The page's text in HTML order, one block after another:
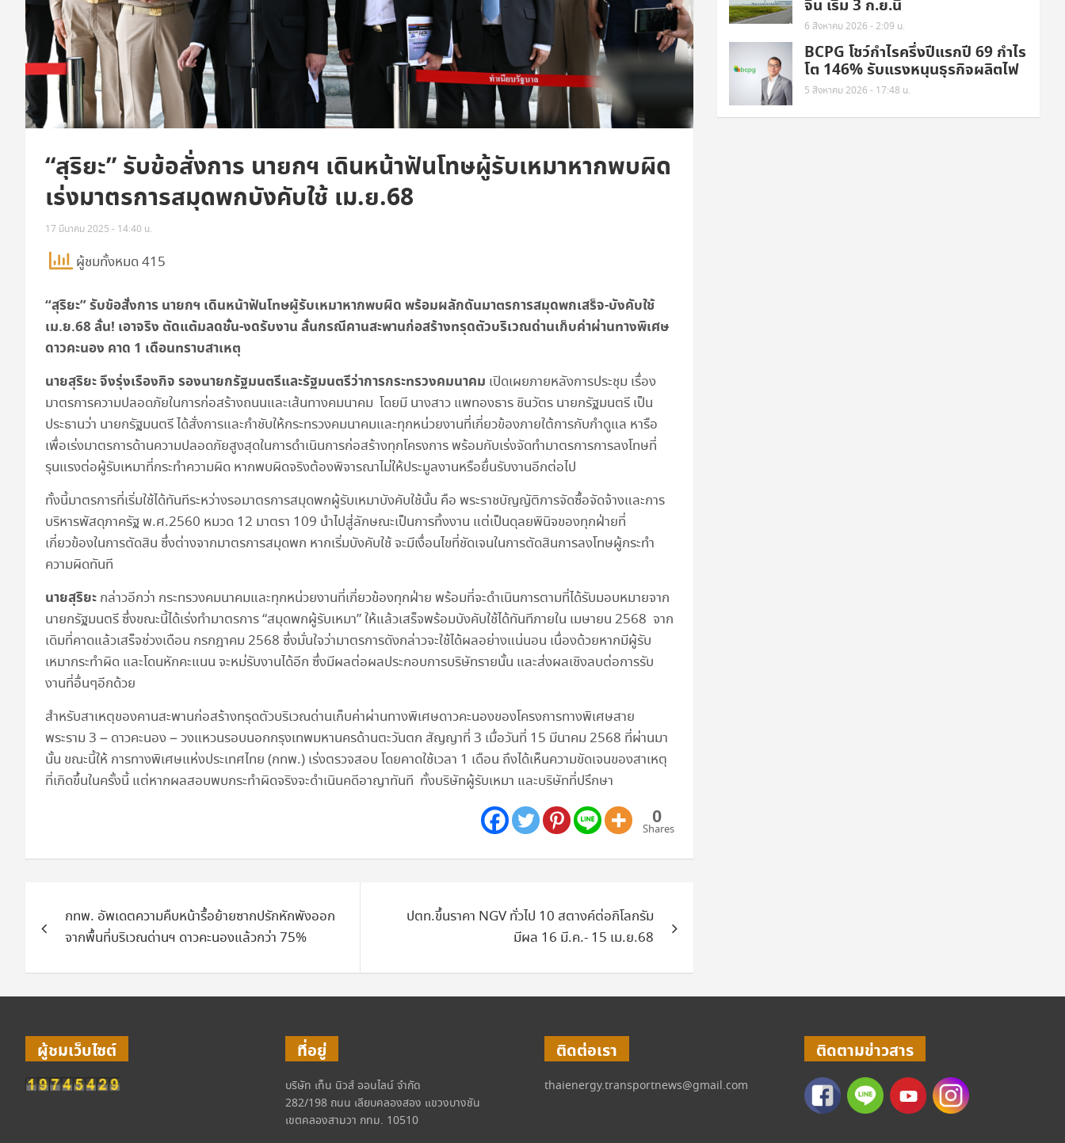
“สุริยะ” รับข้อสั่งการ นายกฯ เดินหน้าฟันโทษผู้รับเหมาหากพบผิด
เร่งมาตรการสมุดพกบังคับใช้ เม.ย.68
17 มีนาคม 2025 - 14:40 น.
ผู้ชมทั้งหมด 415
“สุริยะ” รับข้อสั่งการ นายกฯ เดินหน้าฟันโทษผู้รับเหมาหากพบผิด พร้อมผลักดันมาตรการสมุดพกเสร็จ-บังคับใช้
เม.ย.68ลั่น! เอาจริง ตัดแต้มลดชั้น-งดรับงาน ลั่นกรณีคานสะพานก่อสร้างทรุดตัวบริเวณด่านเก็บค่าผ่านทางพิเศษ
ดาวคะนอง คาด 1 เดือนทราบสาเหตุ
นายสุริยะ จึงรุ่งเรืองกิจ รองนายกรัฐมนตรีและรัฐมนตรีว่าการกระทรวงคมนาคม เปิดเผยภายหลังการประชุม เรื่อง
มาตรการความปลอดภัยในการก่อสร้างถนนและเส้นทางคมนาคม โดยมี นางสาว แพทองธาร ชินวัตร นายกรัฐมนตรี เป็น
ประธานว่า นายกรัฐมนตรี ได้สั่งการและกำชับให้กระทรวงคมนาคมและทุกหน่วยงานที่เกี่ยวข้องภายใต้การกับกำดูแล หารือ
เพื่อเร่งมาตรการด้านความปลอดภัยสูงสุดในการดำเนินการก่อสร้างทุกโครงการ พร้อมกับเร่งจัดทำมาตรการการลงโทษที่
รุนแรงต่อผู้รับเหมาที่กระทำความผิด หากพบผิดจริงต้องพิจารณาไม่ให้ประมูลงานหรือยื่นรับงานอีกต่อไป
ทั้งนี้มาตรการที่เริ่มใช้ได้ทันทีระหว่างรอมาตรการสมุดพกผู้รับเหมาบังคับใช้นั้น คือ พระราชบัญญัติการจัดซื้อจัดจ้างและการ
บริหารพัสดุภาครัฐ พ.ศ.2560 หมวด 12 มาตรา 109 นำไปสู่ลักษณะเป็นการทิ้งงาน แต่เป็นดุลยพินิจของทุกฝ่ายที่
เกี่ยวข้องในการตัดสิน ซึ่งต่างจากมาตรการสมุดพก หากเริ่มบังคับใช้ จะมีเงื่อนไขที่ชัดเจนในการตัดสินการลงโทษผู้กระทำ
ความผิดทันที
นายสุริยะ กล่าวอีกว่า กระทรวงคมนาคมและทุกหน่วยงานที่เกี่ยวข้องทุกฝ่าย พร้อมที่จะดำเนินการตามที่ได้รับมอบหมายจาก
นายกรัฐมนตรี ซึ่งขณะนี้ได้เร่งทำมาตรการ “สมุดพกผู้รับเหมา” ให้แล้วเสร็จพร้อมบังคับใช้ได้ทันทีภายใน เมษายน 2568 จาก
เดิมที่คาดแล้วเสร็จช่วงเดือน กรกฎาคม 2568 ซึ่งมั่นใจว่ามาตรการดังกล่าวจะใช้ได้ผลอย่างแน่นอน เนื่องด้วยหากมีผู้รับ
เหมากระทำผิด และโดนหักคะแนน จะหม่รับงานได้อีก ซึ่งมีผลต่อผลประกอบการบริษัทรายนั้น และส่งผลเชิงลบต่อการรับ
งานที่อื่นๆอีกด้วย
สำหรับสาเหตุของคานสะพานก่อสร้างทรุดตัวบริเวณด่านเก็บค่าผ่านทางพิเศษดาวคะนองของโครงการทางพิเศษสาย
พระราม 3 – ดาวคะนอง – วงแหวนรอบนอกกรุงเทพมหานครด้านตะวันตก สัญญาที่ 3 เมื่อวันที่ 15 มีนาคม 2568 ที่ผ่านมา
นั้น ขณะนี้ให้ การทางพิเศษแห่งประเทศไทย (กทพ.) เร่งตรวจสอบ โดยคาดใช้เวลา 1 เดือน ถึงได้เห็นความขัดเจนของสาเหตุ
ที่เกิดขึ้นในครั้งนี้ แต่หากผลสอบพบกระทำผิดจริงจะดำเนินคดีอาญาทันที ทั้งบริษัทผู้รับเหมา และบริษัทที่ปรึกษา
0
Shares
เรื่องกทพ. อัพเดตความคืบหน้ารื้อย้ายซากปรักหักพังออก
จากพื้นที่บริเวณด่านฯ ดาวคะนองแล้วกว่า 75%
ปตท.ขึ้นราคา NGV ทั่วไป 10 สตางค์ต่อกิโลกรัม
มีผล 16 มี.ค.- 15 เม.ย.68
จีน เริ่ม 3 ก.ย.นี้
6 สิงหาคม 2026 - 2:09 น.
BCPG โชว์กำไรครึ่งปีแรกปี 69 กำไร
โต 146% รับแรงหนุนธุรกิจผลิตไฟ
5 สิงหาคม 2026 - 17:48 น.
ผู้ชมเว็บไซต์ ที่อยู่
บริษัท เท็น นิวส์ ออนไลน์ จำกัด
282/198 ถนน เลียบคลองสอง แขวงบางชัน
เขตคลองสามวา กทม. 10510
ติดต่อเรา
thaienergy.transportnews@gmail.com
ติดตามข่าวสาร